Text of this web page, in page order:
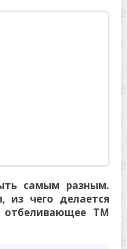
самым разным.
из чего делается
отбеливающее ТМ